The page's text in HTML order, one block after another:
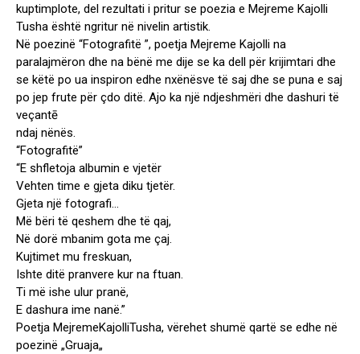
kuptimplote, del rezultati i pritur se poezia e Mejreme Kajolli
Tusha është ngritur në nivelin artistik.
Në poezinë “Fotografitë ”, poetja Mejreme Kajolli na
paralajmëron dhe na bënë me dije se ka dell për krijimtari dhe
se këtë po ua inspiron edhe nxënësve të saj dhe se puna e saj
po jep frute për çdo ditë. Ajo ka një ndjeshmëri dhe dashuri të
veçantē
ndaj nënës.
“Fotografitë”
“E shfletoja albumin e vjetër
Vehten time e gjeta diku tjetër.
Gjeta një fotografi…
Më bëri të qeshem dhe të qaj,
Në dorë mbanim gota me çaj.
Kujtimet mu freskuan,
Ishte ditë pranvere kur na ftuan.
Ti më ishe ulur pranë,
E dashura ime nanë.”
Poetja MejremeKajolliTusha, vërehet shumë qartë se edhe në
poezinë „Gruaja„